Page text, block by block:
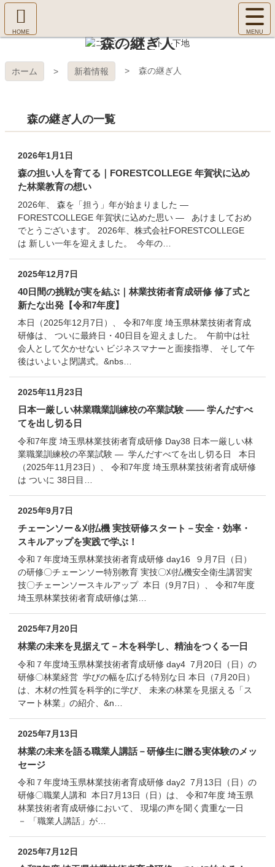
コ
テ
文
ッ
森の継ぎ人
ホーム 新着情報 森の継ぎ人
森の継ぎ人の一覧
2026年1月1日
森の担い人を育てる｜FORESTCOLLEGE 年賀状に込め
た林業教育の想い
2026年、 森を「担う」年が始まりました ―
FORESTCOLLEGE 年賀状に込めた思い ― あけましておめ
でとうございます。 2026年、株式会社FORESTCOLLEGE
は 新しい一年を迎えました。 今年の…
2025年12月7日
40日間の挑戦が実を結ぶ｜林業技術者育成研修 修了式と
新たな出発【令和7年度】
本日（2025年12月7日）、 令和7年度 埼玉県林業技術者育成
研修は、 ついに最終日・40日目を迎えました。 午前中は社
会人として欠かせない ビジネスマナーと面接指導、 そして午
後はいよいよ閉講式。&nbs…
2025年11月23日
日本一厳しい林業職業訓練校の卒業試験 —— 学んだすべ
てを出し切る日
令和7年度 埼玉県林業技術者育成研修 Day38 日本一厳しい林
業職業訓練校の卒業試験 — 学んだすべてを出し切る日 本日
（2025年11月23日）、 令和7年度 埼玉県林業技術者育成研修
は ついに 38日目…
2025年9月7日
チェーンソー＆刈払機 実技研修スタート－安全・効率・
スキルアップを実践で学ぶ！
令和７年度埼玉県林業技術者育成研修 day16 ９月7日（日）
の研修〇チェーンソー特別教育 実技〇刈払機安全衛生講習実
技〇チェーンソースキルアップ 本日（9月7日）、 令和7年度
埼玉県林業技術者育成研修は第…
2025年7月20日
林業の未来を見据えて－木を科学し、精油をつくる一日
令和７年度埼玉県林業技術者育成研修 day4 7月20日（日）の
研修〇林業経営 学びの幅を広げる特別な日 本日（7月20日）
は、木材の性質を科学的に学び、 未来の林業を見据える「ス
マート林業」の紹介、&n…
2025年7月13日
林業の未来を語る職業人講話－研修生に贈る実体験のメッ
セージ
令和７年度埼玉県林業技術者育成研修 day2 7月13日（日）の
研修〇職業人講和 本日7月13日（日）は、 令和7年度 埼玉県
林業技術者育成研修において、 現場の声を聞く貴重な一日
－ 「職業人講話」が…
2025年7月12日
㈱Ｆ
ＯＲ
Ｔ Ｃ
ＧＥ
ホ
へ
サ
イ
ト
く